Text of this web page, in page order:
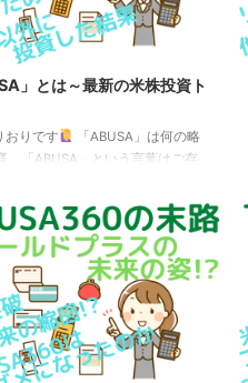
」とは～最新の米株投資ト
おりです
「ABUSA」は何の略
、「ABUSA」という言葉はご存
BRIC」）や「FANG」、「M7」
ドの投資対象を表したものです。
ブラジル（Brazil）、ロシア
（India）、中国（China）、南ア
）の頭文字を合わせたもので、
ェイスブック（Facebook＝現M